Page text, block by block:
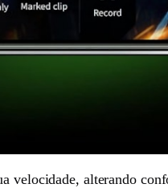
velocidade, alterando